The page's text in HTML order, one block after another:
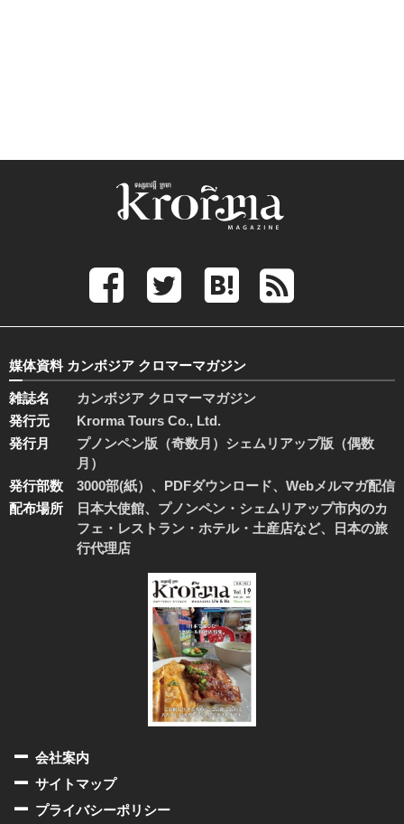
媒体資料 カンボジア クロマーマガジン
雑誌名
カンボジア クロマーマガジン
発行元
Krorma Tours Co., Ltd.
発行月
プノンペン版（奇数月）シェムリアップ版（偶数
月）
発行部数
3000部(紙）、PDFダウンロード、Webメルマガ配信
配布場所
日本大使館、プノンペン・シェムリアップ市内のカ
フェ・レストラン・ホテル・土産店など、日本の旅
行代理店
会社案内
サイトマップ
プライバシーポリシー